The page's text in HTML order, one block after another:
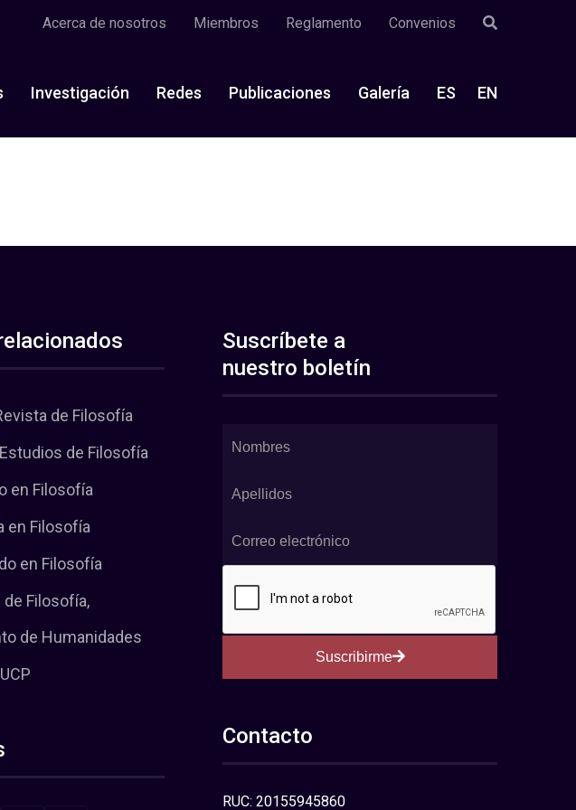
Acerca de nosotros Miembros Reglamento Convenios
Investigación Redes Publicaciones Galería ES EN
de Filosofía
de Filosofía
en Filosofía
en Filosofía
en Filosofía
Filosofía,
de Humanidades
Suscríbete a
nuestro boletín
Suscribirme
Contacto
RUC: 20155945860